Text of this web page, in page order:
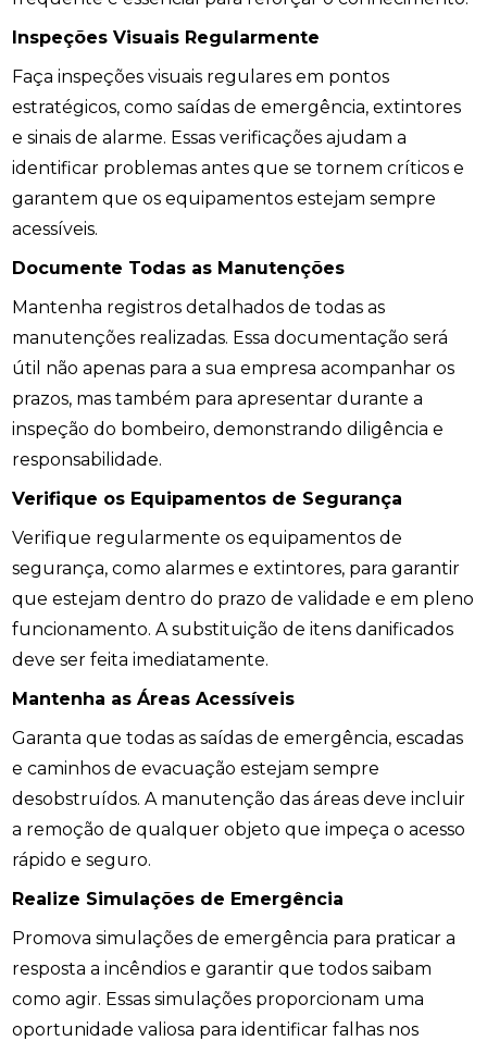
Inspeções Visuais Regularmente
Faça inspeções visuais regulares em pontos
estratégicos, como saídas de emergência, extintores
e sinais de alarme. Essas verificações ajudam a
identificar problemas antes que se tornem críticos e
garantem que os equipamentos estejam sempre
acessíveis.
Documente Todas as Manutenções
Mantenha registros detalhados de todas as
manutenções realizadas. Essa documentação será
útil não apenas para a sua empresa acompanhar os
prazos, mas também para apresentar durante a
inspeção do bombeiro, demonstrando diligência e
responsabilidade.
Verifique os Equipamentos de Segurança
Verifique regularmente os equipamentos de
segurança, como alarmes e extintores, para garantir
que estejam dentro do prazo de validade e em pleno
funcionamento. A substituição de itens danificados
deve ser feita imediatamente.
Mantenha as Áreas Acessíveis
Garanta que todas as saídas de emergência, escadas
e caminhos de evacuação estejam sempre
desobstruídos. A manutenção das áreas deve incluir
a remoção de qualquer objeto que impeça o acesso
rápido e seguro.
Realize Simulações de Emergência
Promova simulações de emergência para praticar a
resposta a incêndios e garantir que todos saibam
como agir. Essas simulações proporcionam uma
oportunidade valiosa para identificar falhas nos